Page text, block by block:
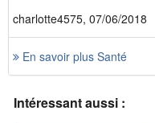
charlotte4575, 07/06/2018
En savoir plus Santé
Intéressant aussi :